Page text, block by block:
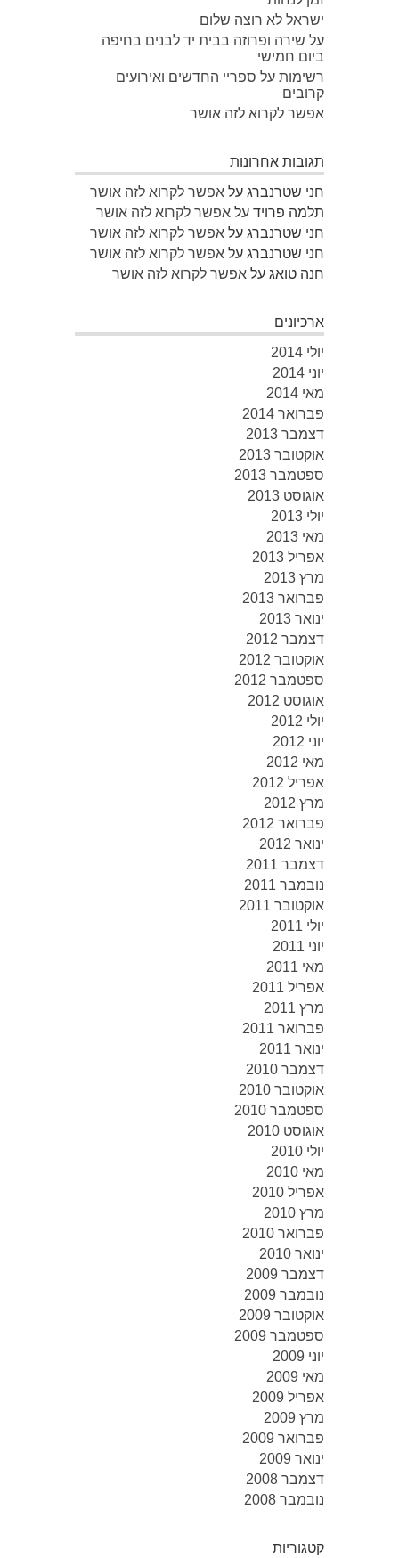
ישראל לא רוצה שלום
על שירה ופרוזה בבית יד לבנים בחיפה
ביום חמישי
רשימות על ספריי החדשים ואירועים
קרובים
אפשר לקרוא לזה אושר
תגובות אחרונות
חני שטרנברג על אפשר לקרוא לזה אושר
תלמה פרויד על אפשר לקרוא לזה אושר
חני שטרנברג על אפשר לקרוא לזה אושר
חני שטרנברג על אפשר לקרוא לזה אושר
חנה טואג על אפשר לקרוא לזה אושר
ארכיונים
יולי 2014
יוני 2014
מאי 2014
פברואר 2014
דצמבר 2013
אוקטובר 2013
ספטמבר 2013
אוגוסט 2013
יולי 2013
מאי 2013
אפריל 2013
מרץ 2013
פברואר 2013
ינואר 2013
דצמבר 2012
אוקטובר 2012
ספטמבר 2012
אוגוסט 2012
יולי 2012
יוני 2012
מאי 2012
אפריל 2012
מרץ 2012
פברואר 2012
ינואר 2012
דצמבר 2011
נובמבר 2011
אוקטובר 2011
יולי 2011
יוני 2011
מאי 2011
אפריל 2011
מרץ 2011
פברואר 2011
ינואר 2011
דצמבר 2010
אוקטובר 2010
ספטמבר 2010
אוגוסט 2010
יולי 2010
מאי 2010
אפריל 2010
מרץ 2010
פברואר 2010
ינואר 2010
דצמבר 2009
נובמבר 2009
אוקטובר 2009
ספטמבר 2009
יוני 2009
מאי 2009
אפריל 2009
מרץ 2009
פברואר 2009
ינואר 2009
דצמבר 2008
נובמבר 2008
קטגוריות